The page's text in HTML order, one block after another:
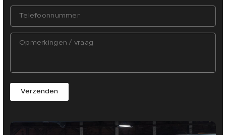
Verzenden